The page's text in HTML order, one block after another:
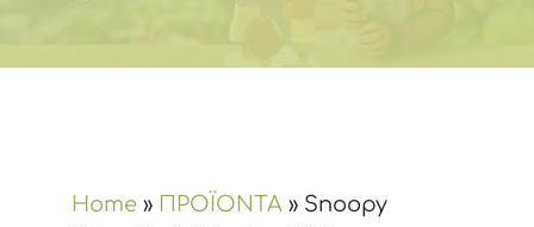
Home » ΠΡΟΪΟΝΤΑ » Snoopy